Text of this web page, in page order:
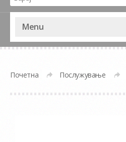
Menu
Почетна » Послужување